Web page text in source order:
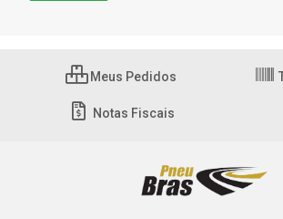
Meus Pedidos
Notas Fiscais